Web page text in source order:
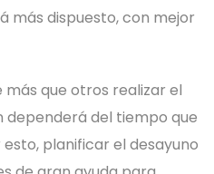
más dispuesto, con mejor
que otros realizar el
dependerá del tiempo que
planificar el desayuno